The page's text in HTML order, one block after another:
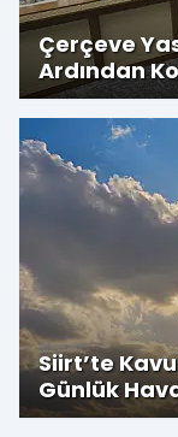
Çerçeve
Ardından
Siirt’te
Günlük